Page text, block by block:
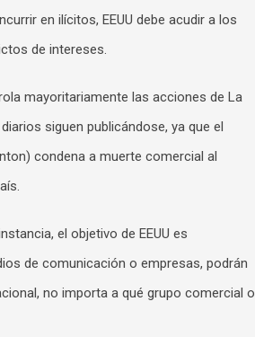
en ilícitos, EEUU debe acudir a los
de intereses.
mayoritariamente las acciones de La
siguen publicándose, ya que el
condena a muerte comercial al
el objetivo de EEUU es
de comunicación o empresas, podrán
no importa a qué grupo comercial o